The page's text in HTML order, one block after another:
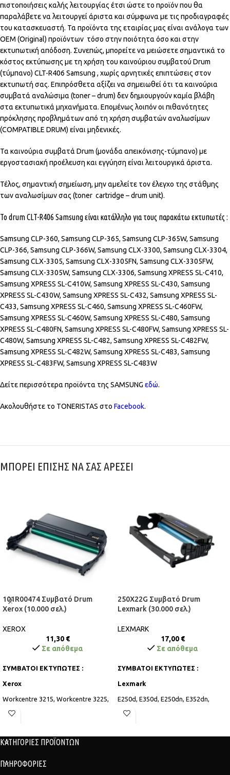
πιστοποιήσεις καλής λειτουργίας έτσι ώστε το προϊόν που θα
παραλάβετε να λειτουργεί άριστα και σύμφωνα με τις προδιαγραφές
του κατασκευαστή. Τα προϊόντα της εταιρίας μας είναι ανάλογα των
OEM (Original) προϊόντων τόσο στην ποιότητα όσο και στην
εκτυπωτική απόδοση. Συνεπώς, μπορείτε να μειώσετε σημαντικά το
κόστος εκτύπωσης με τη χρήση του καινούριου συμβατού Drum
(τύμπανο) CLT-R406 Samsung , χωρίς αρνητικές επιπτώσεις στον
εκτυπωτή σας. Επιπρόσθετα αξίζει να σημειωθεί ότι τα καινούρια
συμβατά αναλώσιμα (toner – drum) δεν δημιουργούν καμία βλάβη
στα εκτυπωτικά μηχανήματα. Επομένως λοιπόν οι πιθανότητες
πρόκλησης προβλημάτων από τη χρήση συμβατών αναλωσίμων
(COMPATIBLE DRUM) είναι μηδενικές.
Τα καινούρια συμβατά Drum (μονάδα απεικόνισης-τύμπανο) με
εργοστασιακή προέλευση και εγγύηση είναι λειτουργικά άριστα.
Τέλος, σημαντική σημείωση, μην αμελείτε τον έλεγχο της στάθμης
των αναλωσίμων σας (toner cartridge – drum unit).
Το drum CLT-R406 Samsung είναι κατάλληλο για τους παρακάτω εκτυπωτές :
Samsung CLP-360, Samsung CLP-365, Samsung CLP-365W, Samsung
CLP-366, Samsung CLP-366W, Samsung CLX-3300, Samsung CLX-3304,
Samsung CLX-3305, Samsung CLX-3305FN, Samsung CLX-3305FW,
Samsung CLX-3305W, Samsung CLX-3306, Samsung XPRESS SL-C410,
Samsung XPRESS SL-C410W, Samsung XPRESS SL-C430, Samsung
XPRESS SL-C430W, Samsung XPRESS SL-C432, Samsung XPRESS SL-
C433, Samsung XPRESS SL-C460, Samsung XPRESS SL-C460FW,
Samsung XPRESS SL-C460W, Samsung XPRESS SL-C480, Samsung
XPRESS SL-C480FN, Samsung XPRESS SL-C480FW, Samsung XPRESS SL-
C480W, Samsung XPRESS SL-C482, Samsung XPRESS SL-C482FW,
Samsung XPRESS SL-C482W, Samsung XPRESS SL-C483, Samsung
XPRESS SL-C483FW, Samsung XPRESS SL-C483W
Δείτε περισσότερα προϊόντα της SAMSUNG εδώ.
Ακολουθήστε το TONERISTAS στο Facebook.
ΜΠΟΡΕΙ ΕΠΙΣΗΣ ΝΑ ΣΑΣ ΑΡΕΣΕΙ
101R00474 Συμβατό Drum
Xerox (10.000 σελ.)
XEROX
11,30 €
Σε απόθεμα
ΣΥΜΒΑΤΟΙ ΕΚΤΥΠΩΤΕΣ :
Xerox
Workcentre 3215, Workcentre 3225,
Phaser 3260, Phaser 3052
250X22G Συμβατό Drum
Lexmark (30.000 σελ.)
LEXMARK
17,00 €
Σε απόθεμα
ΣΥΜΒΑΤΟΙ ΕΚΤΥΠΩΤΕΣ :
Lexmark
E250d, E350d, E250dn, E352dn,
E450dn, E450
ΚΑΤΗΓΟΡΙΕΣ ΠΡΟΪΟΝΤΩΝ
ΠΛΗΡΟΦΟΡΙΕΣ